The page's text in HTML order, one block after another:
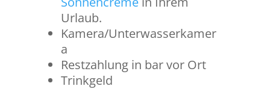
Urlaub.
Kamera/Unterwasserkamer
a
Restzahlung in bar vor Ort
Trinkgeld